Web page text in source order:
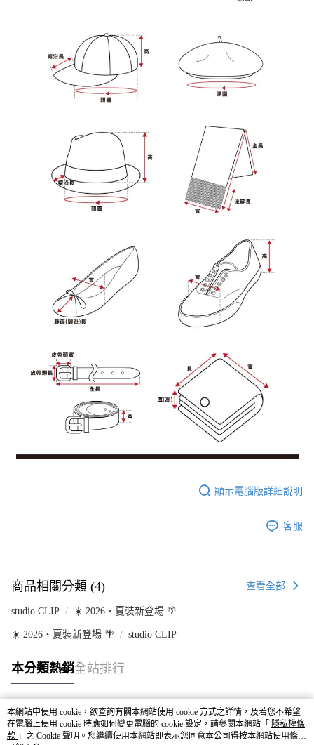
顯示電腦版詳細說明
客服
商品相關分類 (4) 查看全部
studio CLIP ☀️ 2026・夏裝新登場 🌴
☀️ 2026・夏裝新登場 🌴 studio CLIP
本分類熱銷全站排行
熱門標籤
本網站中使用 cookie，欲查詢有關本網站使用 cookie 方式之詳情，及若您不希望
在電腦上使用 cookie 時應如何變更電腦的 cookie 設定，請參閱本網站「 隱私權條
款 」之 Cookie 聲明。您繼續使用本網站即表示您同意本公司得按本網站使用條款